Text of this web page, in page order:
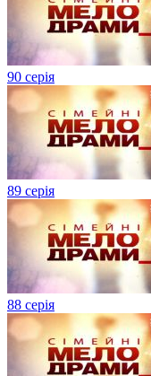
90 серія
89 серія
88 серія